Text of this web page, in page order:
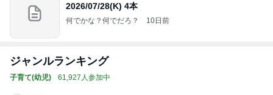
2026/07/28(K) 4本
何でかな？何でだろ？ 10日前
ジャンルランキング
子育て(幼児) 61,927人参加中